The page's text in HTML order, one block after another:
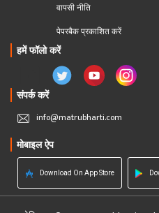
वापसी नीति
पेपरबैक प्रकाशित करें
हमें फॉलो करें
संपर्क करें
info@matrubharti.com
मोबाइल ऐप
Download On App Store